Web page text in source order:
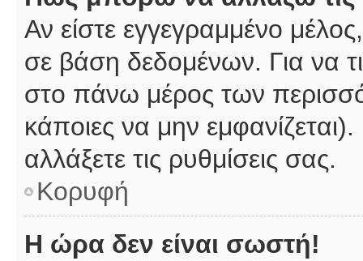
Αν είστε εγγεγραμμένο
σε βάση δεδομένων. Για να
στο πάνω μέρος των
κάποιες να μην
αλλάξετε τις ρυθμίσεις σας.
Κορυφή
Η ώρα δεν είναι σωστή!